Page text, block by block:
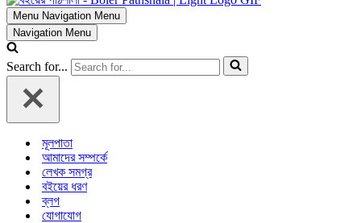
Menu Navigation Menu
Navigation Menu
Search for...
মূলপাতা
আমাদের সম্পর্কে
লেখক সমগ্র
বইয়ের ধরণ
ব্লগ
যোগাযোগ